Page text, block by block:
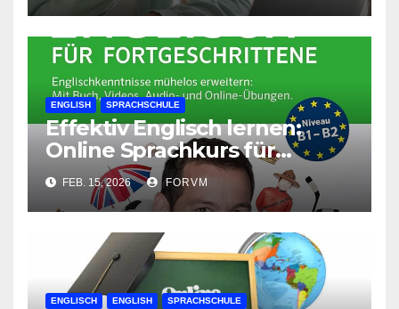
ENGLISH SPRACHSCHULE
Effektiv Englisch lernen:
Online Sprachkurs für
Zuhause
FEB. 15, 2026 FORVM
ENGLISCH ENGLISH SPRACHSCHULE